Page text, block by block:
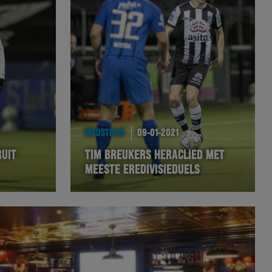
WEDSTRIJD 09-01-2021
TIM BREUKERS HERACLIED MET
MEESTE EREDIVISIEDUELS